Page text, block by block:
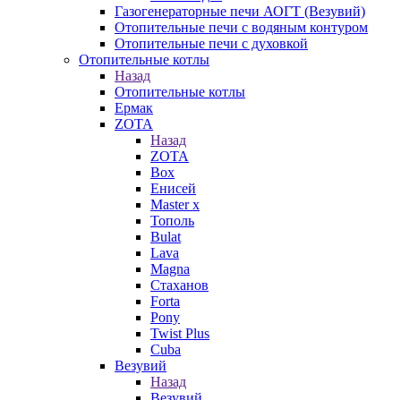
Газогенераторные печи АОГТ (Везувий)
Отопительные печи с водяным контуром
Отопительные печи с духовкой
Отопительные котлы
Назад
Отопительные котлы
Ермак
ZOTA
Назад
ZOTA
Box
Енисей
Master x
Тополь
Bulat
Lava
Magna
Стаханов
Forta
Pony
Twist Plus
Cuba
Везувий
Назад